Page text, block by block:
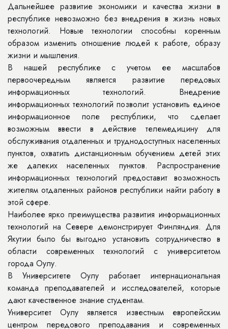
Дальнейшее развитие экономики и качества жизни в
республике невозможно без внедрения в жизнь новых
технологий. Новые технологии способны коренным
образом изменить отношение людей к работе, образу
жизни и мышления.
В нашей республике с учетом ее масштабов
первоочередным является развитие передовых
информационных технологий. Внедрение
информационных технологий позволит установить единое
информационное поле республики, что сделает
возможным ввести в действие телемедицину для
обслуживания отдаленных и труднодоступных населенных
пунктов, охватить дистанционным обучением детей этих
же далеких населенных пунктов. Распространение
информационных технологий предоставит возможность
жителям отдаленных районов республики найти работу в
этой сфере.
Наиболее ярко преимущества развития информационных
технологий на Севере демонстрирует Финляндия. Для
Якутии было бы выгодно установить сотрудничество в
области современных технологий с университетом
города Оулу.
В Университете Оулу работает интернациональная
команда преподавателей и исследователей, которые
дают качественное знание студентам.
Университет Оулу является известным европейским
центром передового преподавания и современных